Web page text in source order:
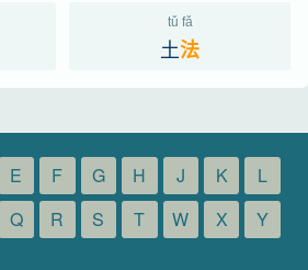
tǔ fǎ
土法
E F G H J K
L
Q R S T W X
Y